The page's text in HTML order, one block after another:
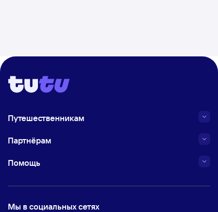
Путешественникам
Партнёрам
Помощь
Мы в социальных сетях